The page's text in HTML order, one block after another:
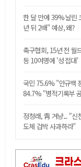
한 달 만에 39% 날
년 뒤 2배" 예상, 왜?
축구협회, 15년 전 월
등 10여명에 '성 접대'
국민 75.6% "안규백
84.7% "병적기록부
정청래, 靑 겨냥... "신
도체 겁박 사과하라"